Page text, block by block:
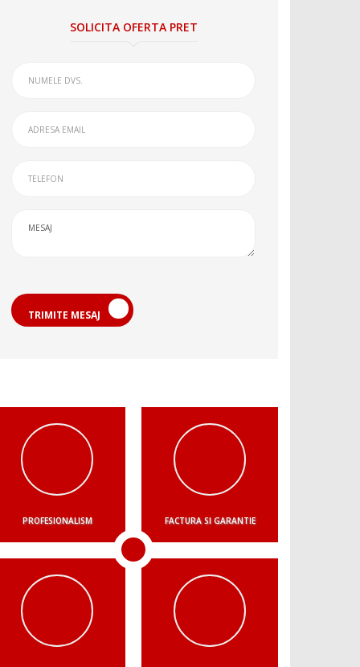
SOLICITA OFERTA PRET
TRIMITE MESAJ
PROFESIONALISM FACTURA SI GARANTIE